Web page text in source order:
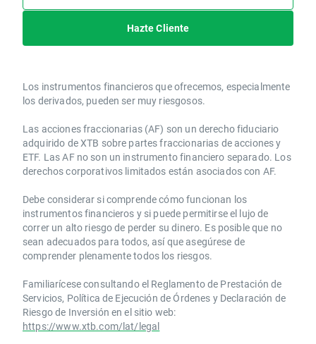
Hazte Cliente
Los instrumentos financieros que ofrecemos, especialmente
los derivados, pueden ser muy riesgosos.
Las acciones fraccionarias (AF) son un derecho fiduciario
adquirido de XTB sobre partes fraccionarias de acciones y
ETF. Las AF no son un instrumento financiero separado. Los
derechos corporativos limitados están asociados con AF.
Debe considerar si comprende cómo funcionan los
instrumentos financieros y si puede permitirse el lujo de
correr un alto riesgo de perder su dinero. Es posible que no
sean adecuados para todos, así que asegúrese de
comprender plenamente todos los riesgos.
Familiarícese consultando el Reglamento de Prestación de
Servicios, Política de Ejecución de Órdenes y Declaración de
Riesgo de Inversión en el sitio web:
https://www.xtb.com/lat/legal